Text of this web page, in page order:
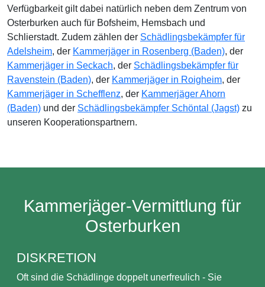
Verfügbarkeit gilt dabei natürlich neben dem Zentrum von
Osterburken auch für Bofsheim, Hemsbach und
Schlierstadt. Zudem zählen der Schädlingsbekämpfer für
Adelsheim, der Kammerjäger in Rosenberg (Baden), der
Kammerjäger in Seckach, der Schädlingsbekämpfer für
Ravenstein (Baden), der Kammerjäger in Roigheim, der
Kammerjäger in Schefflenz, der Kammerjäger Ahorn
(Baden) und der Schädlingsbekämpfer Schöntal (Jagst) zu
unseren Kooperationspartnern.
Kammerjäger-Vermittlung für
Osterburken
DISKRETION
Oft sind die Schädlinge doppelt unerfreulich - Sie